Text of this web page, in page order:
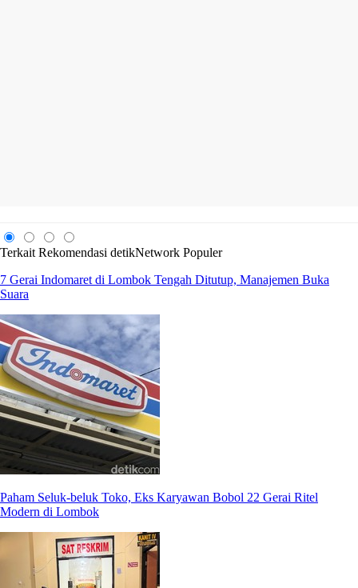
Terkait Rekomendasi detikNetwork Populer
7 Gerai Indomaret di Lombok Tengah Ditutup, Manajemen Buka
Suara
Paham Seluk-beluk Toko, Eks Karyawan Bobol 22 Gerai Ritel
Modern di Lombok